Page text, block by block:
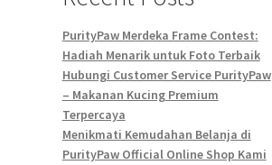
PurityPaw Merdeka Frame Contest:
Hadiah Menarik untuk Foto Terbaik
Hubungi Customer Service PurityPaw
– Makanan Kucing Premium
Terpercaya
Menikmati Kemudahan Belanja di
PurityPaw Official Online Shop Kami